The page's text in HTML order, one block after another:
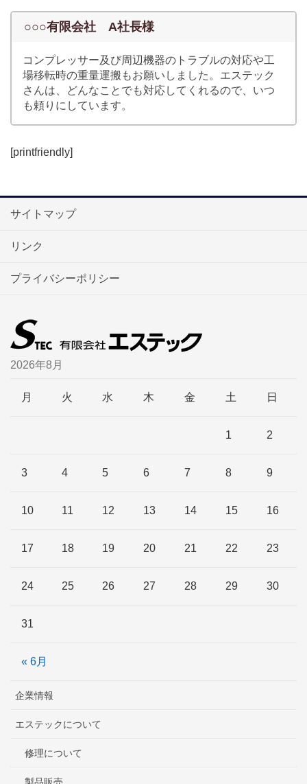
○○○有限会社 A社長様
コンプレッサー及び周辺機器のトラブルの対応や工
場移転時の重量運搬もお願いしました。エステック
さんは、どんなことでも対応してくれるので、いつ
も頼りにしています。
[printfriendly]
サイトマップ
リンク
プライバシーポリシー
2026年8月
月 火 水 木 金 土 日
« 6月
1 2
3 4 5 6 7 8 9
10 11 12 13 14 15 16
17 18 19 20 21 22 23
24 25 26 27 28 29 30
31
企業情報
エステックについて
修理について
製品販売